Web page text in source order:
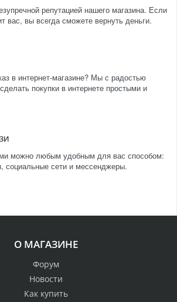
репутацией нашего магазина. Если
вас, вы всегда сможете вернуть деньги.
в интернет-магазине? Мы с радостью
покупки в интернете простыми и
можно любым удобным для вас способом:
социальные сети и мессенджеры.
О МАГАЗИНЕ
Форум
Новости
Как купить